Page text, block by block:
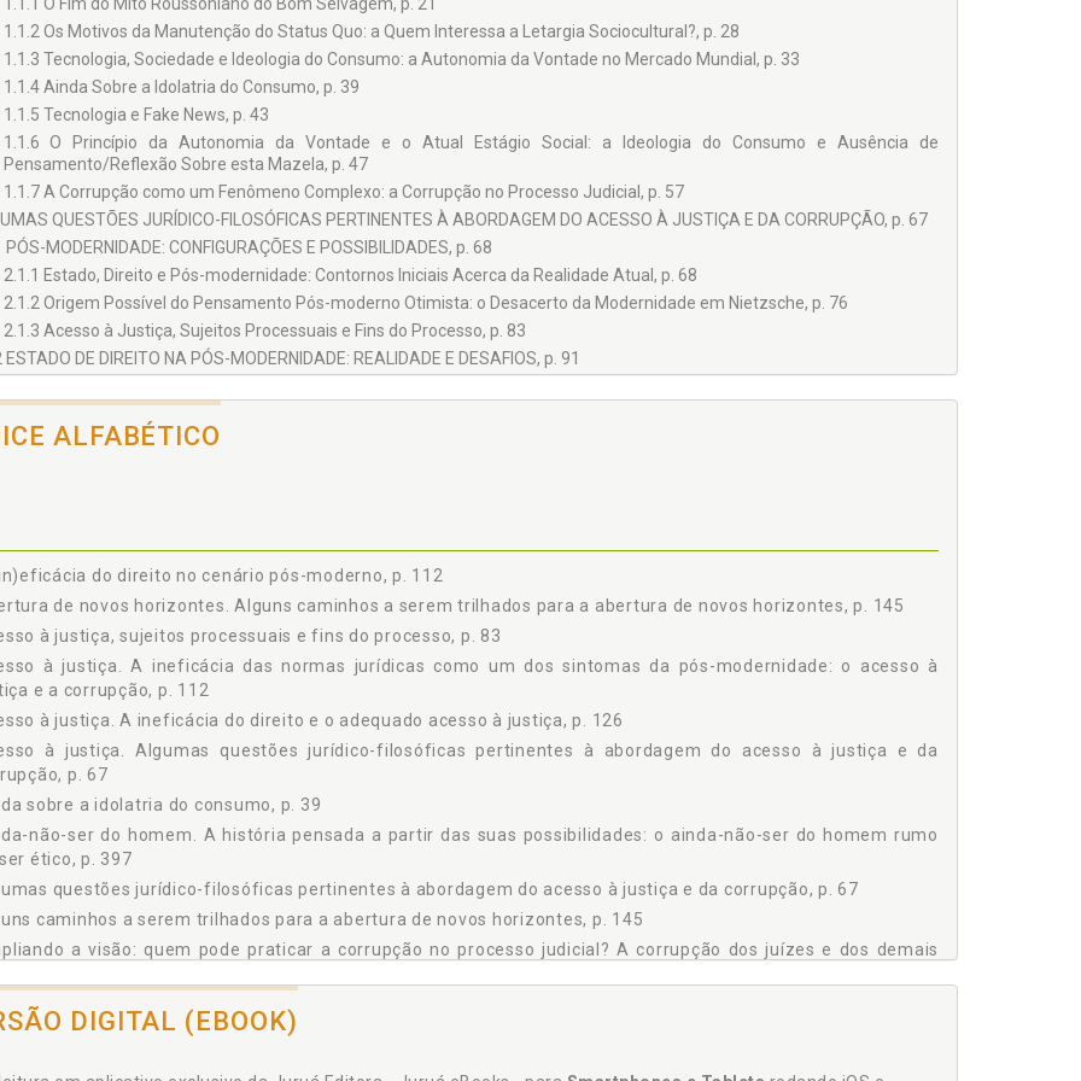
1.1.1 O Fim do Mito Roussoniano do Bom Selvagem, p. 21
1.1.2 Os Motivos da Manutenção do Status Quo: a Quem Interessa a Letargia Sociocultural?, p. 28
1.1.3 Tecnologia, Sociedade e Ideologia do Consumo: a Autonomia da Vontade no Mercado Mundial, p. 33
1.1.4 Ainda Sobre a Idolatria do Consumo, p. 39
1.1.5 Tecnologia e Fake News, p. 43
1.1.6 O Princípio da Autonomia da Vontade e o Atual Estágio Social: a Ideologia do Consumo e Ausência de
Pensamento/Reflexão Sobre esta Mazela, p. 47
1.1.7 A Corrupção como um Fenômeno Complexo: a Corrupção no Processo Judicial, p. 57
QUESTÕES JURÍDICO-FILOSÓFICAS PERTINENTES À ABORDAGEM DO ACESSO À JUSTIÇA E DA CORRUPÇÃO, p. 67
PÓS-MODERNIDADE: CONFIGURAÇÕES E POSSIBILIDADES, p. 68
2.1.1 Estado, Direito e Pós-modernidade: Contornos Iniciais Acerca da Realidade Atual, p. 68
2.1.2 Origem Possível do Pensamento Pós-moderno Otimista: o Desacerto da Modernidade em Nietzsche, p. 76
2.1.3 Acesso à Justiça, Sujeitos Processuais e Fins do Processo, p. 83
ESTADO DE DIREITO NA PÓS-MODERNIDADE: REALIDADE E DESAFIOS, p. 91
2.2.3 O Conflito Existencial Entre o Estado e os Fins a que Se Destina: a Vitória da Visão de Hobbes Sobre o Entendimento de
2.3.1 A (In)eficácia do Direito no Cenário Pós-Moderno, p. 112
2.3.2 Eficácia e Efetividade da Norma Jurídica: Distinções, p. 117
2.3.3 A Responsabilidade dos Atores Sociais para a Concreção da Eficácia do Direito, p. 121
2.3.4 A Ineficácia do Direito e o Adequado Acesso à Justiça, p. 126
2.3.5 O "Contributo" da Corrupção para a Falta de Eficácia do Direito, p. 131
136
CAMINHOS A SEREM TRILHADOS PARA A ABERTURA DE NOVOS HORIZONTES, p. 145
DIREITO E HORIZONTES CONTEMPORÂNEOS, p. 145
3.1.1 O Direito Entre o Otimismo e o Pessimismo, p. 145
3.1.2 Democracia Participativa e o Compromisso com os Direitos Humanos, p. 151
CONCEITUANDO O HOMEM E A PESSOA: A ABERTURA RELACIONAL NECESSÁRIA DO HOMEM PARA COM OS DEMAIS, p.
3.2.1 A Personalidade e a Ética: como o Homem Age e Deve Ser para Se Realizar Enquanto Pessoa, p. 156
3.2.2 A Compreensão Necessária do Conceito de Homem e Pessoa pelo Cidadão, p. 166
3.3.2 Direito como Sinônimo de Técnica: um Mal a Ser Evitado, p. 174
ALFABÉTICO
do direito no cenário pós-moderno, p. 112
de novos horizontes. Alguns caminhos a serem trilhados para a abertura de novos horizontes, p. 145
à justiça, sujeitos processuais e fins do processo, p. 83
à justiça. A ineficácia das normas jurídicas como um dos sintomas da pós-modernidade: o acesso à
e a corrupção, p. 112
à justiça. A ineficácia do direito e o adequado acesso à justiça, p. 126
à justiça. Algumas questões jurídico-filosóficas pertinentes à abordagem do acesso à justiça e da
p. 67
sobre a idolatria do consumo, p. 39
não-ser do homem. A história pensada a partir das suas possibilidades: o ainda-não-ser do homem rumo
ético, p. 397
questões jurídico-filosóficas pertinentes à abordagem do acesso à justiça e da corrupção, p. 67
caminhos a serem trilhados para a abertura de novos horizontes, p. 145
a visão: quem pode praticar a corrupção no processo judicial? A corrupção dos juízes e dos demais
jurídica acerca da corrupção: definição e enfrentamento, p. 201
jurisprudencial de casos de corrupção no processo judicial, p. 380
DIGITAL (EBOOK)